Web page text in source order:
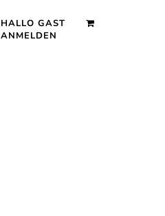
HALLO GAST
ANMELDEN